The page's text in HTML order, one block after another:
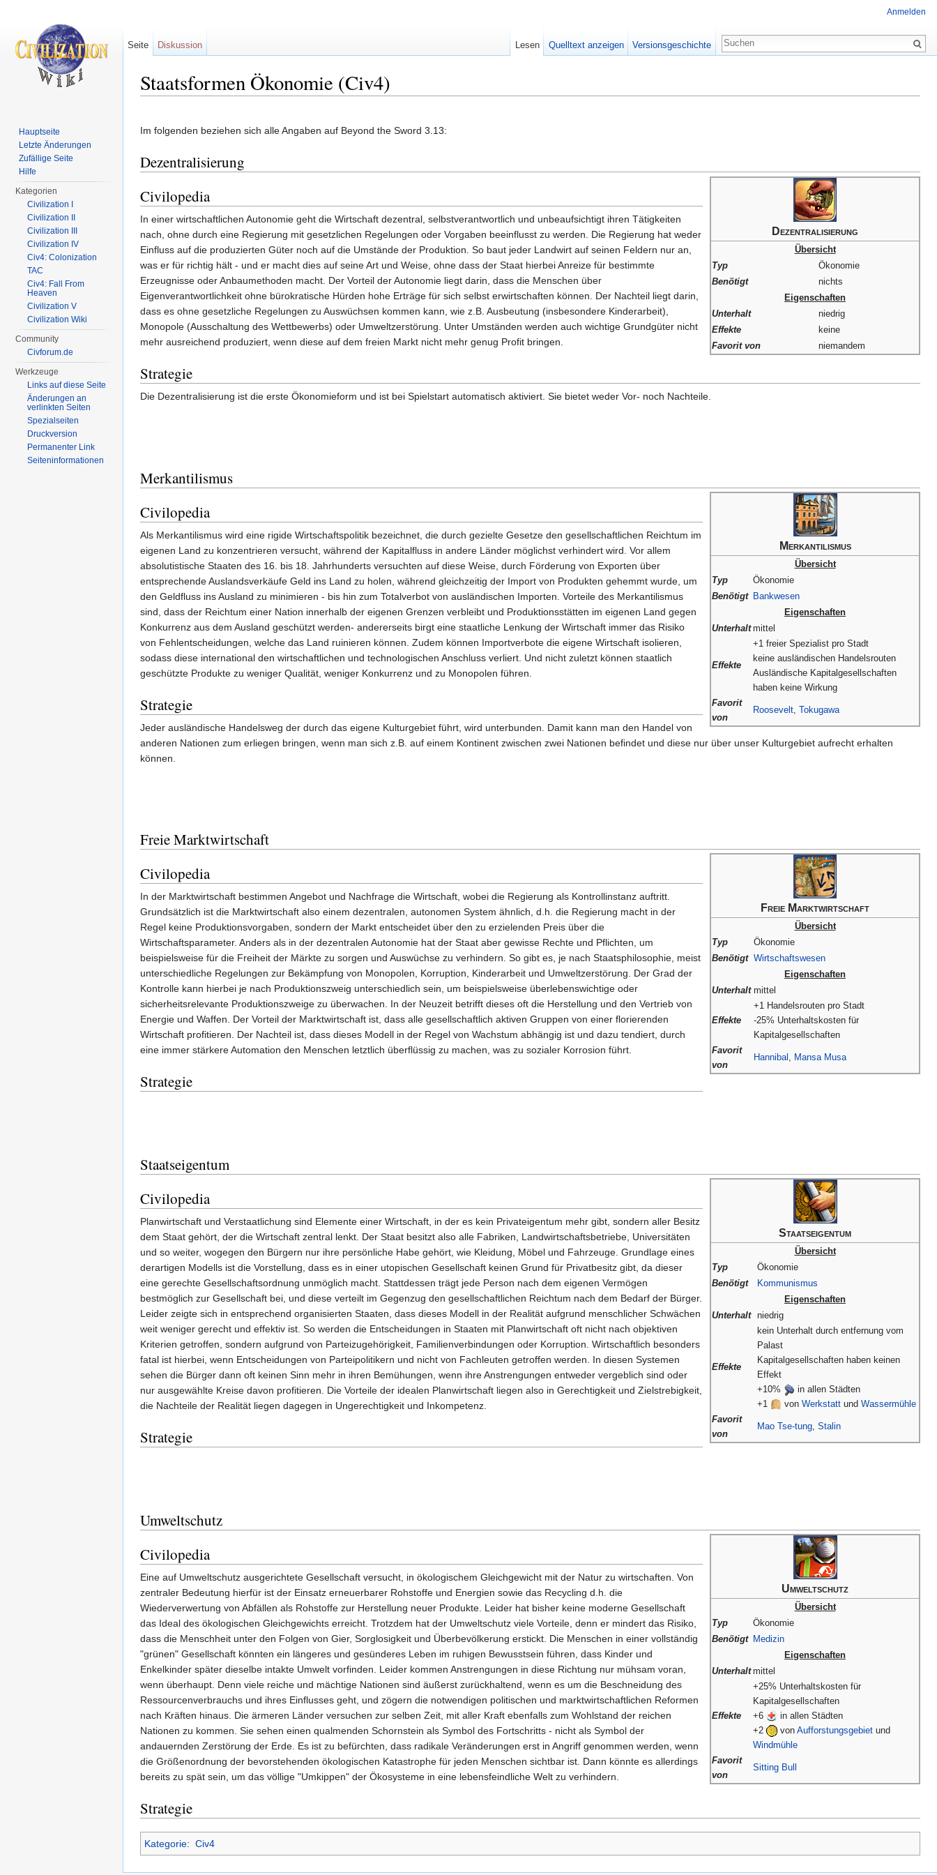
Staatsformen Ökonomie (Civ4)
Im folgenden beziehen sich alle Angaben auf Beyond the Sword 3.13:
Dezentralisierung
Dezentralisierung
Übersicht
Typ
Ökonomie
Benötigt
nichts
Eigenschaften
Unterhalt
niedrig
Effekte
keine
Favorit von
niemandem
Civilopedia
In einer wirtschaftlichen Autonomie geht die Wirtschaft dezentral, selbstverantwortlich und unbeaufsichtigt ihren Tätigkeiten
nach, ohne durch eine Regierung mit gesetzlichen Regelungen oder Vorgaben beeinflusst zu werden. Die Regierung hat weder
Einfluss auf die produzierten Güter noch auf die Umstände der Produktion. So baut jeder Landwirt auf seinen Feldern nur an,
was er für richtig hält - und er macht dies auf seine Art und Weise, ohne dass der Staat hierbei Anreize für bestimmte
Erzeugnisse oder Anbaumethoden macht. Der Vorteil der Autonomie liegt darin, dass die Menschen über
Eigenverantwortlichkeit ohne bürokratische Hürden hohe Erträge für sich selbst erwirtschaften können. Der Nachteil liegt darin,
dass es ohne gesetzliche Regelungen zu Auswüchsen kommen kann, wie z.B. Ausbeutung (insbesondere Kinderarbeit),
Monopole (Ausschaltung des Wettbewerbs) oder Umweltzerstörung. Unter Umständen werden auch wichtige Grundgüter nicht
mehr ausreichend produziert, wenn diese auf dem freien Markt nicht mehr genug Profit bringen.
Strategie
Die Dezentralisierung ist die erste Ökonomieform und ist bei Spielstart automatisch aktiviert. Sie bietet weder Vor- noch Nachteile.
Merkantilismus
Merkantilismus
Übersicht
Typ
Ökonomie
Benötigt Bankwesen
Eigenschaften
Unterhalt mittel
Effekte
+1 freier Spezialist pro Stadt
keine ausländischen Handelsrouten
Ausländische Kapitalgesellschaften
haben keine Wirkung
Favorit
von
Roosevelt, Tokugawa
Civilopedia
Als Merkantilismus wird eine rigide Wirtschaftspolitik bezeichnet, die durch gezielte Gesetze den gesellschaftlichen Reichtum im
eigenen Land zu konzentrieren versucht, während der Kapitalfluss in andere Länder möglichst verhindert wird. Vor allem
absolutistische Staaten des 16. bis 18. Jahrhunderts versuchten auf diese Weise, durch Förderung von Exporten über
entsprechende Auslandsverkäufe Geld ins Land zu holen, während gleichzeitig der Import von Produkten gehemmt wurde, um
den Geldfluss ins Ausland zu minimieren - bis hin zum Totalverbot von ausländischen Importen. Vorteile des Merkantilismus
sind, dass der Reichtum einer Nation innerhalb der eigenen Grenzen verbleibt und Produktionsstätten im eigenen Land gegen
Konkurrenz aus dem Ausland geschützt werden- andererseits birgt eine staatliche Lenkung der Wirtschaft immer das Risiko
von Fehlentscheidungen, welche das Land ruinieren können. Zudem können Importverbote die eigene Wirtschaft isolieren,
sodass diese international den wirtschaftlichen und technologischen Anschluss verliert. Und nicht zuletzt können staatlich
geschützte Produkte zu weniger Qualität, weniger Konkurrenz und zu Monopolen führen.
Strategie
Jeder ausländische Handelsweg der durch das eigene Kulturgebiet führt, wird unterbunden. Damit kann man den Handel von
anderen Nationen zum erliegen bringen, wenn man sich z.B. auf einem Kontinent zwischen zwei Nationen befindet und diese nur über unser Kulturgebiet aufrecht erhalten
können.
Freie Marktwirtschaft
Freie Marktwirtschaft
Übersicht
Typ
Ökonomie
Benötigt Wirtschaftswesen
Eigenschaften
Unterhalt mittel
Effekte
+1 Handelsrouten pro Stadt
-25% Unterhaltskosten für
Kapitalgesellschaften
Favorit
von
Hannibal , Mansa Musa
Civilopedia
In der Marktwirtschaft bestimmen Angebot und Nachfrage die Wirtschaft, wobei die Regierung als Kontrollinstanz auftritt.
Grundsätzlich ist die Marktwirtschaft also einem dezentralen, autonomen System ähnlich, d.h. die Regierung macht in der
Regel keine Produktionsvorgaben, sondern der Markt entscheidet über den zu erzielenden Preis über die
Wirtschaftsparameter. Anders als in der dezentralen Autonomie hat der Staat aber gewisse Rechte und Pflichten, um
beispielsweise für die Freiheit der Märkte zu sorgen und Auswüchse zu verhindern. So gibt es, je nach Staatsphilosophie, meist
unterschiedliche Regelungen zur Bekämpfung von Monopolen, Korruption, Kinderarbeit und Umweltzerstörung. Der Grad der
Kontrolle kann hierbei je nach Produktionszweig unterschiedlich sein, um beispielsweise überlebenswichtige oder
sicherheitsrelevante Produktionszweige zu überwachen. In der Neuzeit betrifft dieses oft die Herstellung und den Vertrieb von
Energie und Waffen. Der Vorteil der Marktwirtschaft ist, dass alle gesellschaftlich aktiven Gruppen von einer florierenden
Wirtschaft profitieren. Der Nachteil ist, dass dieses Modell in der Regel von Wachstum abhängig ist und dazu tendiert, durch
eine immer stärkere Automation den Menschen letztlich überflüssig zu machen, was zu sozialer Korrosion führt.
Strategie
Staatseigentum
Staatseigentum
Übersicht
Typ
Ökonomie
Benötigt
Kommunismus
Eigenschaften
Unterhalt niedrig
Effekte
kein Unterhalt durch entfernung vom
Palast
Kapitalgesellschaften haben keinen
Effekt
+10%
in allen Städten
+1
von Werkstatt und Wassermühle
Favorit
von
Mao Tse-tung, Stalin
Civilopedia
Planwirtschaft und Verstaatlichung sind Elemente einer Wirtschaft, in der es kein Privateigentum mehr gibt, sondern aller Besitz
dem Staat gehört, der die Wirtschaft zentral lenkt. Der Staat besitzt also alle Fabriken, Landwirtschaftsbetriebe, Universitäten
und so weiter, wogegen den Bürgern nur ihre persönliche Habe gehört, wie Kleidung, Möbel und Fahrzeuge. Grundlage eines
derartigen Modells ist die Vorstellung, dass es in einer utopischen Gesellschaft keinen Grund für Privatbesitz gibt, da dieser
eine gerechte Gesellschaftsordnung unmöglich macht. Stattdessen trägt jede Person nach dem eigenen Vermögen
bestmöglich zur Gesellschaft bei, und diese verteilt im Gegenzug den gesellschaftlichen Reichtum nach dem Bedarf der Bürger.
Leider zeigte sich in entsprechend organisierten Staaten, dass dieses Modell in der Realität aufgrund menschlicher Schwächen
weit weniger gerecht und effektiv ist. So werden die Entscheidungen in Staaten mit Planwirtschaft oft nicht nach objektiven
Kriterien getroffen, sondern aufgrund von Parteizugehörigkeit, Familienverbindungen oder Korruption. Wirtschaftlich besonders
fatal ist hierbei, wenn Entscheidungen von Parteipolitikern und nicht von Fachleuten getroffen werden. In diesen Systemen
sehen die Bürger dann oft keinen Sinn mehr in ihren Bemühungen, wenn ihre Anstrengungen entweder vergeblich sind oder
nur ausgewählte Kreise davon profitieren. Die Vorteile der idealen Planwirtschaft liegen also in Gerechtigkeit und Zielstrebigkeit,
die Nachteile der Realität liegen dagegen in Ungerechtigkeit und Inkompetenz.
Strategie
Umweltschutz
Umweltschutz
Übersicht
Typ
Ökonomie
Benötigt Medizin
Eigenschaften
Unterhalt mittel
Effekte
+25% Unterhaltskosten für
Kapitalgesellschaften
+6
in allen Städten
+2
von Aufforstungsgebiet und
Windmühle
Favorit
von
Sitting Bull
Civilopedia
Eine auf Umweltschutz ausgerichtete Gesellschaft versucht, in ökologischem Gleichgewicht mit der Natur zu wirtschaften. Von
zentraler Bedeutung hierfür ist der Einsatz erneuerbarer Rohstoffe und Energien sowie das Recycling d.h. die
Wiederverwertung von Abfällen als Rohstoffe zur Herstellung neuer Produkte. Leider hat bisher keine moderne Gesellschaft
das Ideal des ökologischen Gleichgewichts erreicht. Trotzdem hat der Umweltschutz viele Vorteile, denn er mindert das Risiko,
dass die Menschheit unter den Folgen von Gier, Sorglosigkeit und Überbevölkerung erstickt. Die Menschen in einer vollständig
"grünen" Gesellschaft könnten ein längeres und gesünderes Leben im ruhigen Bewusstsein führen, dass Kinder und
Enkelkinder später dieselbe intakte Umwelt vorfinden. Leider kommen Anstrengungen in diese Richtung nur mühsam voran,
wenn überhaupt. Denn viele reiche und mächtige Nationen sind äußerst zurückhaltend, wenn es um die Beschneidung des
Ressourcenverbrauchs und ihres Einflusses geht, und zögern die notwendigen politischen und marktwirtschaftlichen Reformen
nach Kräften hinaus. Die ärmeren Länder versuchen zur selben Zeit, mit aller Kraft ebenfalls zum Wohlstand der reichen
Nationen zu kommen. Sie sehen einen qualmenden Schornstein als Symbol des Fortschritts - nicht als Symbol der
andauernden Zerstörung der Erde. Es ist zu befürchten, dass radikale Veränderungen erst in Angriff genommen werden, wenn
die Größenordnung der bevorstehenden ökologischen Katastrophe für jeden Menschen sichtbar ist. Dann könnte es allerdings
bereits zu spät sein, um das völlige "Umkippen" der Ökosysteme in eine lebensfeindliche Welt zu verhindern.
Strategie
Kategorie: Civ4
Anmelden
Seite Diskussion Lesen Quelltext anzeigen Versionsgeschichte
Hauptseite
Letzte Änderungen
Zufällige Seite
Hilfe
Kategorien
Civilization I
Civilization II
Civilization III
Civilization IV
Civ4: Colonization
TAC
Civ4: Fall From
Heaven
Civilization V
Civilization Wiki
Community
Civforum.de
Werkzeuge
Links auf diese Seite
Änderungen an
verlinkten Seiten
Spezialseiten
Druckversion
Permanenter Link
Seiten­informationen